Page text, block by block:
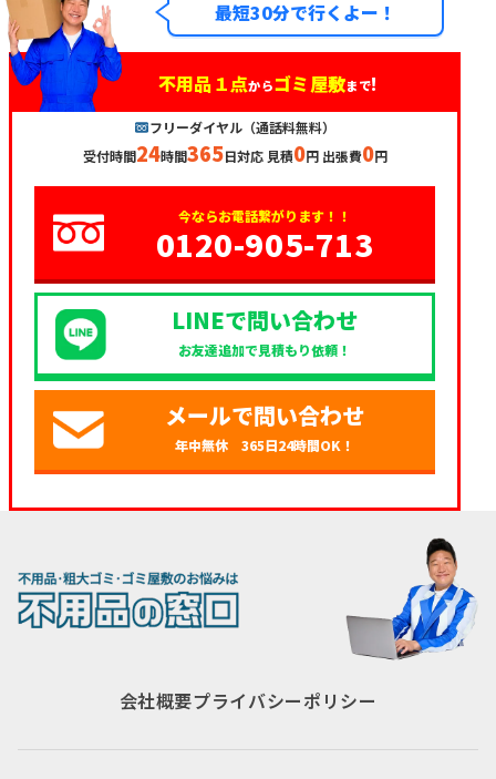
最短30分で行くよー！
不用品１点からゴミ屋敷まで!
フリーダイヤル（通話料無料）
受付時間24時間365日対応 見積0円 出張費0円
今ならお電話繋がります！！
0120-905-713
LINEで問い合わせ
お友達追加で見積もり依頼！
メールで問い合わせ
年中無休 365日24時間OK！
会社概要プライバシーポリシー